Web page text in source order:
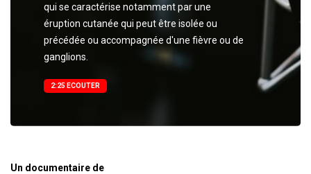
qui se caractérise notamment par une
éruption cutanée qui peut être isolée ou
précédée ou accompagnée d'une fièvre ou de
ganglions.
2:25 ECOUTER
Un documentaire de